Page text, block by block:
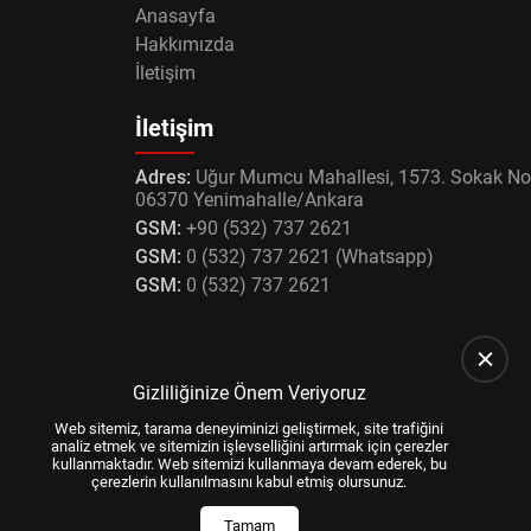
Anasayfa
Hakkımızda
İletişim
İletişim
Adres: Uğur Mumcu Mahallesi, 1573. Sokak
06370 Yenimahalle/Ankara
GSM: +90 (532) 737 2621
GSM: 0 (532) 737 2621 (Whatsapp)
GSM: 0 (532) 737 2621
Gizliliğinize Önem Veriyoruz
Web sitemiz, tarama deneyiminizi geliştirmek, site trafiğini
analiz etmek ve sitemizin işlevselliğini artırmak için çerezler
kullanmaktadır. Web sitemizi kullanmaya devam ederek, bu
çerezlerin kullanılmasını kabul etmiş olursunuz.
Tamam